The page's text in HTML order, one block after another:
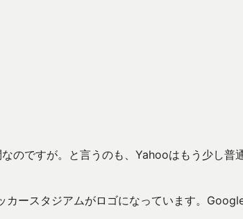
のですが。と言うのも、Yahooはもう少し普
ースタジアムがロゴになっています。